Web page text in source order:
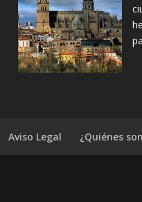
Aviso Legal ¿Quiénes